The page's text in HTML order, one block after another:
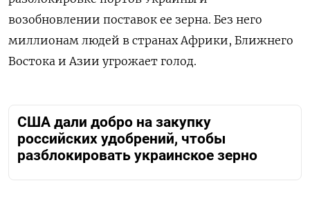
возобновлении поставок ее зерна. Без него
миллионам людей в странах Африки, Ближнего
Востока и Азии угрожает голод.
США дали добро на закупку
российских удобрений, чтобы
разблокировать украинское зерно